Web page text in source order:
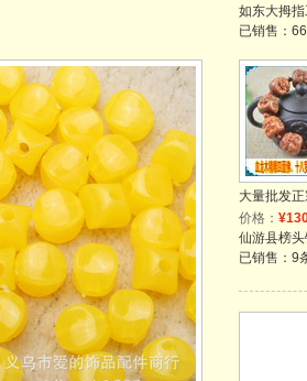
已销售：
价格：
已销售：9